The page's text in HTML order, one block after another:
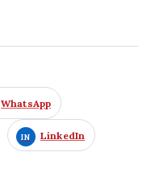
WhatsApp
LinkedIn